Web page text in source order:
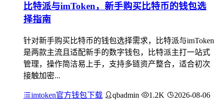
比特派与imToken，新手购买比特币的钱包选
择指南
针对新手购买比特币的钱包选择需求，比特派与imToken
是两款主流且适配新手的数字钱包，比特派主打一站式
管理，操作简洁易上手，支持多链资产整合，适合初次
接触加密...
imtoken官方钱包下载 qbadmin 1.2K 2026-08-06